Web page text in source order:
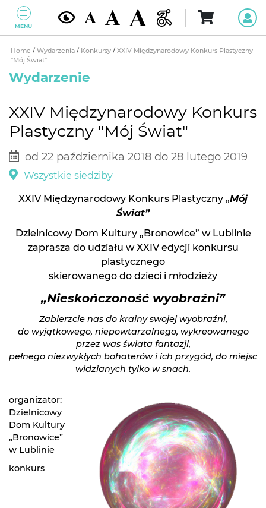
MENU
Home / Wydarzenia / Konkursy / XXIV Międzynarodowy Konkurs Plastyczny
"Mój Świat"
Wydarzenie
XXIV Międzynarodowy Konkurs
Plastyczny "Mój Świat"
od 22 października 2018 do 28 lutego 2019
Wszystkie siedziby
XXIV Międzynarodowy Konkurs Plastyczny „Mój
Świat”
Dzielnicowy Dom Kultury „Bronowice” w Lublinie
zaprasza do udziału w XXIV edycji konkursu
plastycznego
skierowanego do dzieci i młodzieży
„Nieskończoność wyobraźni”
Zabierzcie nas do krainy swojej wyobraźni,
do wyjątkowego, niepowtarzalnego, wykreowanego
przez was świata fantazji,
pełnego niezwykłych bohaterów i ich przygód, do miejsc
widzianych tylko w snach.
organizator:
Dzielnicowy
Dom Kultury
„Bronowice”
w Lublinie
konkurs